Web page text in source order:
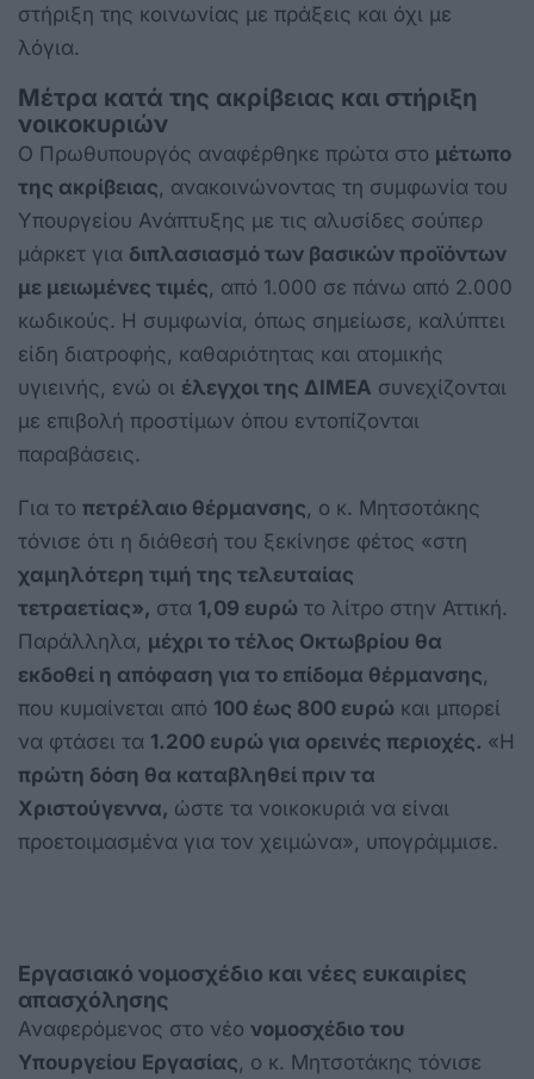
στήριξη της κοινωνίας με πράξεις και όχι με
λόγια.
Μέτρα κατά της ακρίβειας και στήριξη
νοικοκυριών
Ο Πρωθυπουργός αναφέρθηκε πρώτα στο μέτωπο
της ακρίβειας , ανακοινώνοντας τη συμφωνία του
Υπουργείου Ανάπτυξης με τις αλυσίδες σούπερ
μάρκετ για διπλασιασμό των βασικών προϊόντων
με μειωμένες τιμές , από 1.000 σε πάνω από 2.000
κωδικούς. Η συμφωνία, όπως σημείωσε, καλύπτει
είδη διατροφής, καθαριότητας και ατομικής
υγιεινής, ενώ οι έλεγχοι της ΔΙΜΕΑ συνεχίζονται
με επιβολή προστίμων όπου εντοπίζονται
παραβάσεις.
Για το πετρέλαιο θέρμανσης , ο κ. Μητσοτάκης
τόνισε ότι η διάθεσή του ξεκίνησε φέτος «στη
χαμηλότερη τιμή της τελευταίας
τετραετίας», στα 1,09 ευρώ το λίτρο στην Αττική.
Παράλληλα, μέχρι το τέλος Οκτωβρίου θα
εκδοθεί η απόφαση για το επίδομα θέρμανσης
που κυμαίνεται από 100 έως 800 ευρώ και μπορεί
να φτάσει τα 1.200 ευρώ για ορεινές περιοχές. «Η
πρώτη δόση θα καταβληθεί πριν τα
Χριστούγεννα, ώστε τα νοικοκυριά να είναι
προετοιμασμένα για τον χειμώνα», υπογράμμισε.
Εργασιακό νομοσχέδιο και νέες ευκαιρίες
απασχόλησης
Αναφερόμενος στο νέο νομοσχέδιο του
Υπουργείου Εργασίας , ο κ. Μητσοτάκης τόνισε